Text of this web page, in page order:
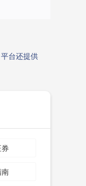
台还提供